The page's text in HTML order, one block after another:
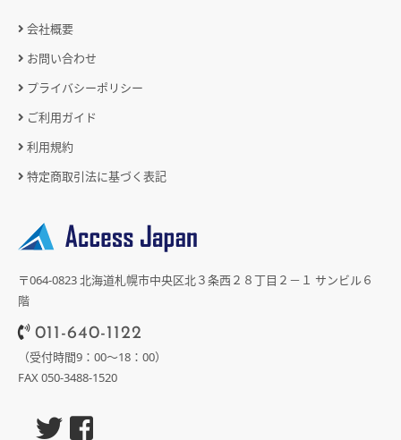
会社概要
お問い合わせ
プライバシーポリシー
ご利用ガイド
利用規約
特定商取引法に基づく表記
〒064-0823 北海道札幌市中央区北３条西２８丁目２－１ サンビル６
階
011-640-1122
（受付時間9：00～18：00）
FAX 050-3488-1520